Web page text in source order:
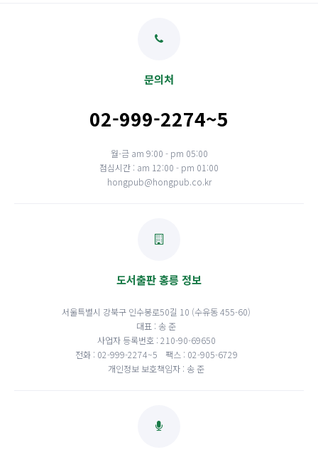
문의처
02-999-2274~5
월-금 am 9:00 - pm 05:00
점심시간 : am 12:00 - pm 01:00
hongpub@hongpub.co.kr
도서출판 홍릉 정보
서울특별시 강북구 인수봉로50길 10 (수유동 455-60)
대표 : 송 준
사업자 등록번호 : 210-90-69650
전화 : 02-999-2274~5
팩스 : 02-905-6729
개인정보 보호책임자 : 송 준